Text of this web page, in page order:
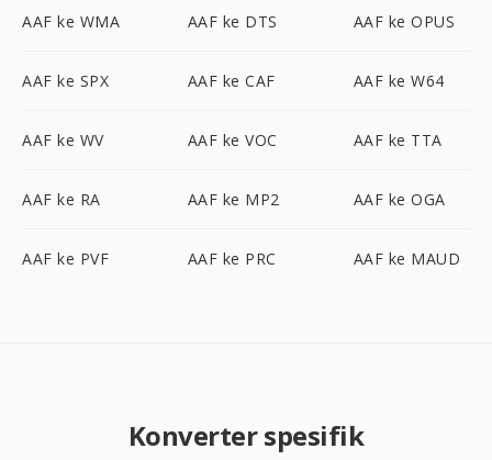
AAF ke WMA AAF ke DTS AAF ke OPUS
AAF ke SPX AAF ke CAF AAF ke W64
AAF ke WV AAF ke VOC AAF ke TTA
AAF ke RA AAF ke MP2 AAF ke OGA
AAF ke PVF AAF ke PRC AAF ke MAUD
Konverter spesifik